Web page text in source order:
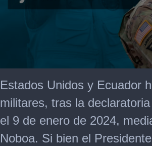
seconds
of
minutes,
Estados Unidos y Ecuador
militares, tras la
el 9 de enero de 2024,
Noboa. Si bien el